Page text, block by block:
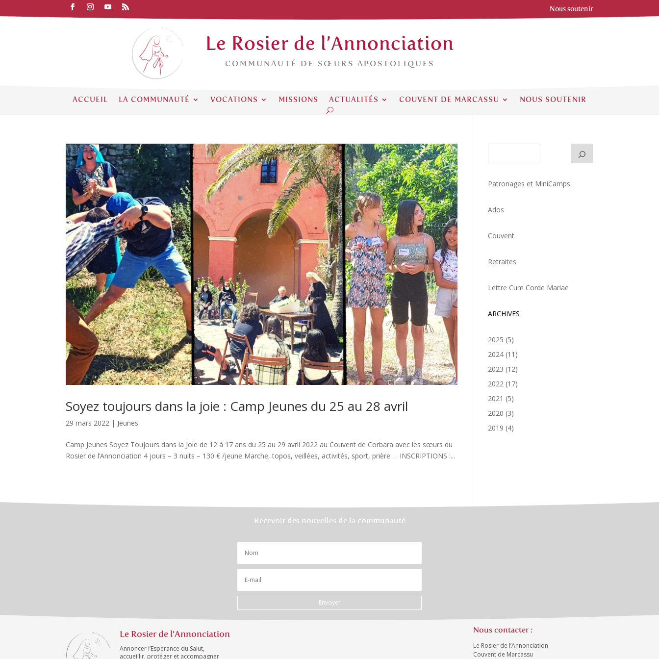
Nous soutenir
Le Rosier de l’Annonciation
COMMUNAUTÉ DE SŒURS APOSTOLIQUES
ACCUEIL LA COMMUNAUTÉ VOCATIONS MISSIONS ACTUALITÉS COUVENT DE MARCASSU NOUS SOUTENIR
Soyez toujours dans la joie : Camp Jeunes du 25 au 28 avril
29 mars 2022 | Jeunes
Camp Jeunes Soyez Toujours dans la Joie de 12 à 17 ans du 25 au 29 avril 2022 au Couvent de Corbara avec les sœurs du
Rosier de l’Annonciation 4 jours – 3 nuits – 130 € /jeune Marche, topos, veillées, activités, sport, prière … INSCRIPTIONS :...
Patronages et MiniCamps
Ados
Couvent
Retraites
Lettre Cum Corde Mariae
ARCHIVES
2025 (5)
2024(11)
2023 (12)
2022(17)
2021 (5)
2020 (3)
2019 (4)
Recevoir des nouvelles de la communauté
Envoyer
Le Rosier de l’Annonciation
Annoncer l’Espérance du Salut,
accueillir, protéger et accompagner
Nous contacter :
Le Rosier de l’Annonciation
Couvent de Marcassu